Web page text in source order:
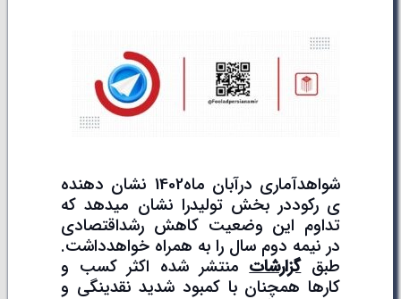
شواهدآماری درآبان ماه1402 نشان دهنده
ی رکوددر بخش تولیدرا نشان میدهد که
تداوم این وضعیت کاهش رشداقتصادی
در نیمه دوم سال را به همراه خواهدداشت.
طبقگزارشاتمنتشر شده اکثر کسب و
کارها همچنان با کمبود شدید نقدینگی و